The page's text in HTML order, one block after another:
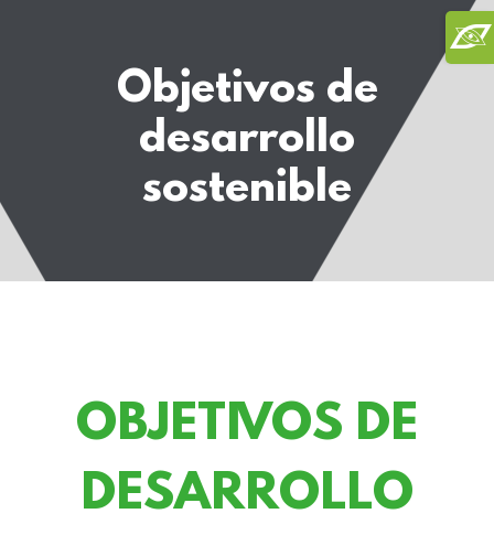
Objetivos de
desarrollo
sostenible
OBJETIVOS DE
DESARROLLO